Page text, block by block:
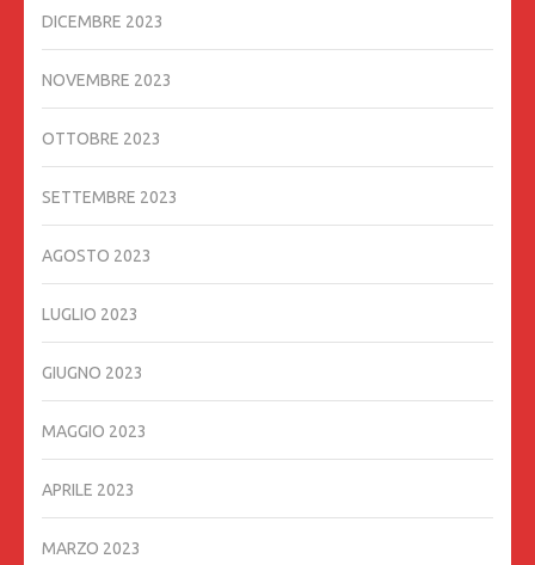
DICEMBRE 2023
NOVEMBRE 2023
OTTOBRE 2023
SETTEMBRE 2023
AGOSTO 2023
LUGLIO 2023
GIUGNO 2023
MAGGIO 2023
APRILE 2023
MARZO 2023